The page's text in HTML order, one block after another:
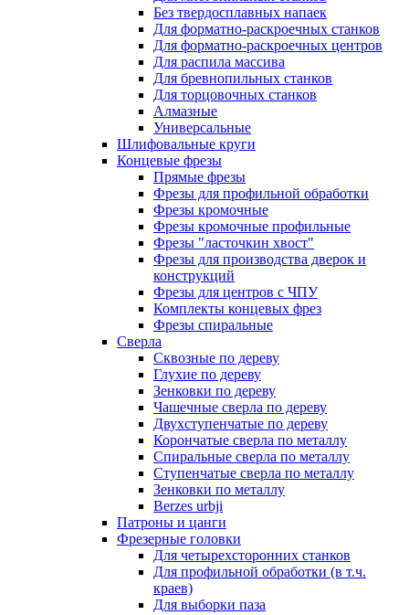
Без твердосплавных напаек
Для форматно-раскроечных станков
Для форматно-раскроечных центров
Для распила массива
Для бревнопильных станков
Для торцовочных станков
Алмазные
Универсальные
Шлифовальные круги
Концевые фрезы
Прямые фрезы
Фрезы для профильной обработки
Фрезы кромочные
Фрезы кромочные профильные
Фрезы "ласточкин хвост"
Фрезы для производства дверок и
конструкций
Фрезы для центров с ЧПУ
Комплекты концевых фрез
Фрезы спиральные
Сверла
Сквозные по дереву
Глухие по дереву
Зенковки по дереву
Чашечные сверла по дереву
Двухступенчатые по дереву
Корончатые сверла по металлу
Спиральные сверла по металлу
Ступенчатые сверла по металлу
Зенковки по металлу
Berzes urbji
Патроны и цанги
Фрезерные головки
Для четырехсторонних станков
Для профильной обработки (в т.ч.
краев)
Для выборки паза